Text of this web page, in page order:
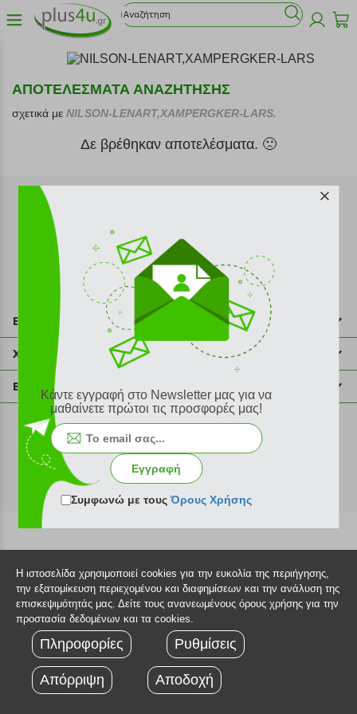
ΑΠΟΤΕΛΕΣΜΑΤΑ ΑΝΑΖΗΤΗΣΗΣ
σχετικά με NILSON-LENART,XAMPERGKER-LARS.
Δε βρέθηκαν αποτελέσματα. 🙁
Εγγραφή στο newsletter
Επικοινωνία
211 2000 700
info@plus4u.gr
Χρήσιμες πληροφορίες
Η εταιρία
Σημεία παραλαβής
Ευκαιρίες καριέρας
Όροι χρήσης
Sitemap
Βοήθεια
Εξέλιξη παραγγελίας
Τρόποι παραγγελίας
Τρόποι πληρωμής
Τρόποι αποστολής
Πολιτική επιστροφών
Τεχνική υποστήριξη
©2026 Plus4u.gr
Κάντε εγγραφή στο Newsletter μας για να
μαθαίνετε πρώτοι τις προσφορές μας!
Εγγραφή
Συμφωνώ με τουςΌρους Χρήσης
Η ιστοσελίδα χρησιμοποιεί cookies για την ευκολία της περιήγησης,
την εξατομίκευση περιεχομένου και διαφημίσεων και την ανάλυση της
επισκεψιμότητάς μας. Δείτε τους ανανεωμένους όρους χρήσης για την
προστασία δεδομένων και τα cookies.
Πληροφορίες Ρυθμίσεις
Απόρριψη Αποδοχή